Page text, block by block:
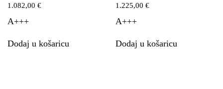
1.082,00 €
A+++
Dodaj u košaricu
1.225,00€
A+++
Dodaj u košaricu